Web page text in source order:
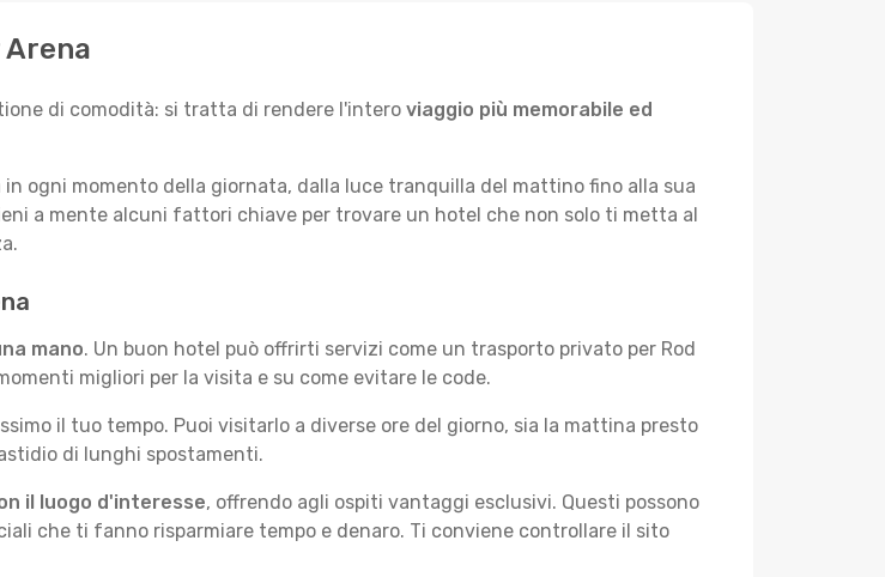
di comodità: si tratta di rendere l'intero viaggio più memorabile ed
ogni momento della giornata, dalla luce tranquilla del mattino fino alla sua
a mente alcuni fattori chiave per trovare un hotel che non solo ti metta al
mano. Un buon hotel può offrirti servizi come un trasporto privato per Rod
migliori per la visita e su come evitare le code.
il tuo tempo. Puoi visitarlo a diverse ore del giorno, sia la mattina presto
di lunghi spostamenti.
il luogo d'interesse, offrendo agli ospiti vantaggi esclusivi. Questi possono
che ti fanno risparmiare tempo e denaro. Ti conviene controllare il sito